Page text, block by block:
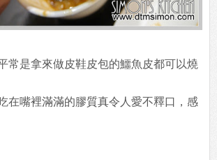
常是拿來做皮鞋皮包的鱷魚皮都可以燒
在嘴裡滿滿的膠質真令人愛不釋口，感